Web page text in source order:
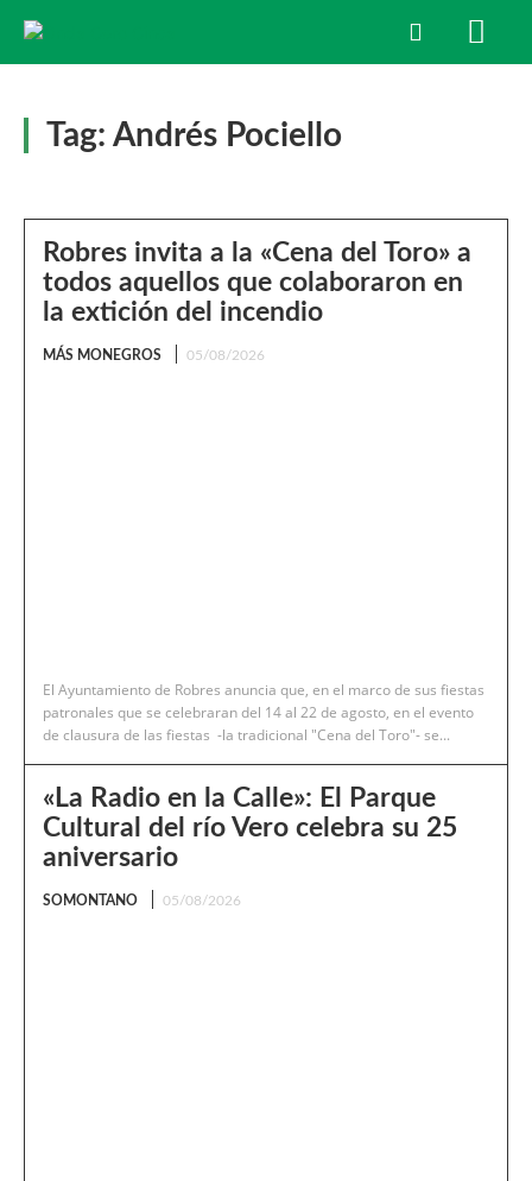
Tag: Andrés Pociello
Robres invita a la «Cena del Toro» a
todos aquellos que colaboraron en
la extición del incendio
MÁS MONEGROS 05/08/2026
El Ayuntamiento de Robres anuncia que, en el marco de sus fiestas
patronales que se celebraran del 14 al 22 de agosto, en el evento
de clausura de las fiestas -la tradicional "Cena del Toro"- se...
«La Radio en la Calle»: El Parque
Cultural del río Vero celebra su 25
aniversario
SOMONTANO 05/08/2026